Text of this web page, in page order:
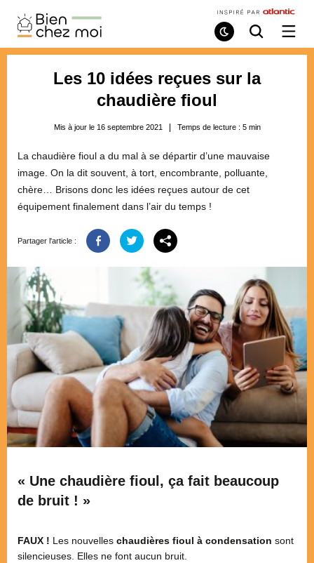
Bien
Chez
Moi
Mode
de
Recherche
/
Les 10 idées reçues sur la
chaudière fioul
Mis à jour le 16 septembre 2021 Temps de lecture : 5 min
La chaudière fioul a du mal à se départir d’une mauvaise
image. On la dit souvent, à tort, encombrante, polluante,
chère… Brisons donc les idées reçues autour de cet
équipement finalement dans l’air du temps !
Partager l'article :
« Une chaudière fioul, ça fait beaucoup
de bruit ! »
FAUX ! Les nouvelles chaudières fioul à condensation sont
silencieuses. Elles ne font aucun bruit.